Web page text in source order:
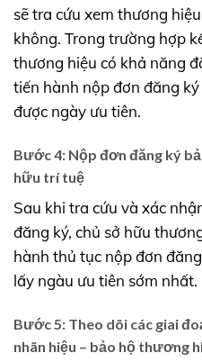
sẽ tra cứu xem thương
không. Trong trường hợp
thương hiệu có khả năng
tiến hành nộp đơn đăng
được ngày ưu tiên.
Bước 4: Nộp đơn đăng ký
hữu trí tuệ
Sau khi tra cứu và xác
đăng ký, chủ sở hữu
hành thủ tục nộp đơn
lấy ngàu ưu tiên sớm nhất.
Bước 5: Theo dõi các giai
nhãn hiệu – bảo hộ thương